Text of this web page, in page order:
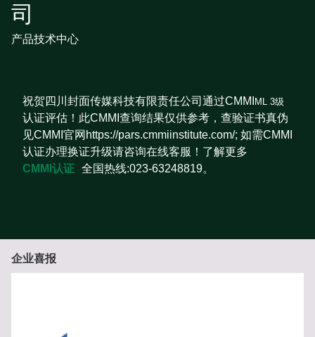
司
产品技术中心
祝贺四川封面传媒科技有限责任公司通过CMMI ML 3级
认证评估！此CMMI查询结果仅供参考，查验证书真伪
见CMMI官网https://pars.cmmiinstitute.com/; 如需CMMI
认证办理换证升级请咨询在线客服！了解更多
CMMI认证 全国热线:023-63248819。
企业喜报